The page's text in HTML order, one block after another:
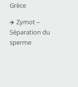
Grèce
Zymot –
Séparation du
sperme